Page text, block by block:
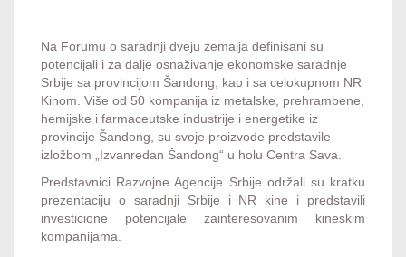
Na Forumu o saradnji dveju zemalja definisani su
potencijali i za dalje osnaživanje ekonomske saradnje
Srbije sa provincijom Šandong, kao i sa celokupnom NR
Kinom. Više od 50 kompanija iz metalske, prehrambene,
hemijske i farmaceutske industrije i energetike iz
provincije Šandong, su svoje proizvode predstavile
izložbom „Izvanredan Šandong“ u holu Centra Sava.
Predstavnici Razvojne Agencije Srbije održali su kratku
prezentaciju o saradnji Srbije i NR kine i predstavili
investicione potencijale zainteresovanim kineskim
kompanijama.